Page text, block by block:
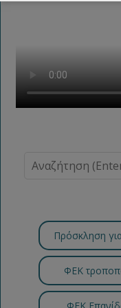
Πρόσκληση
ΦΕΚ